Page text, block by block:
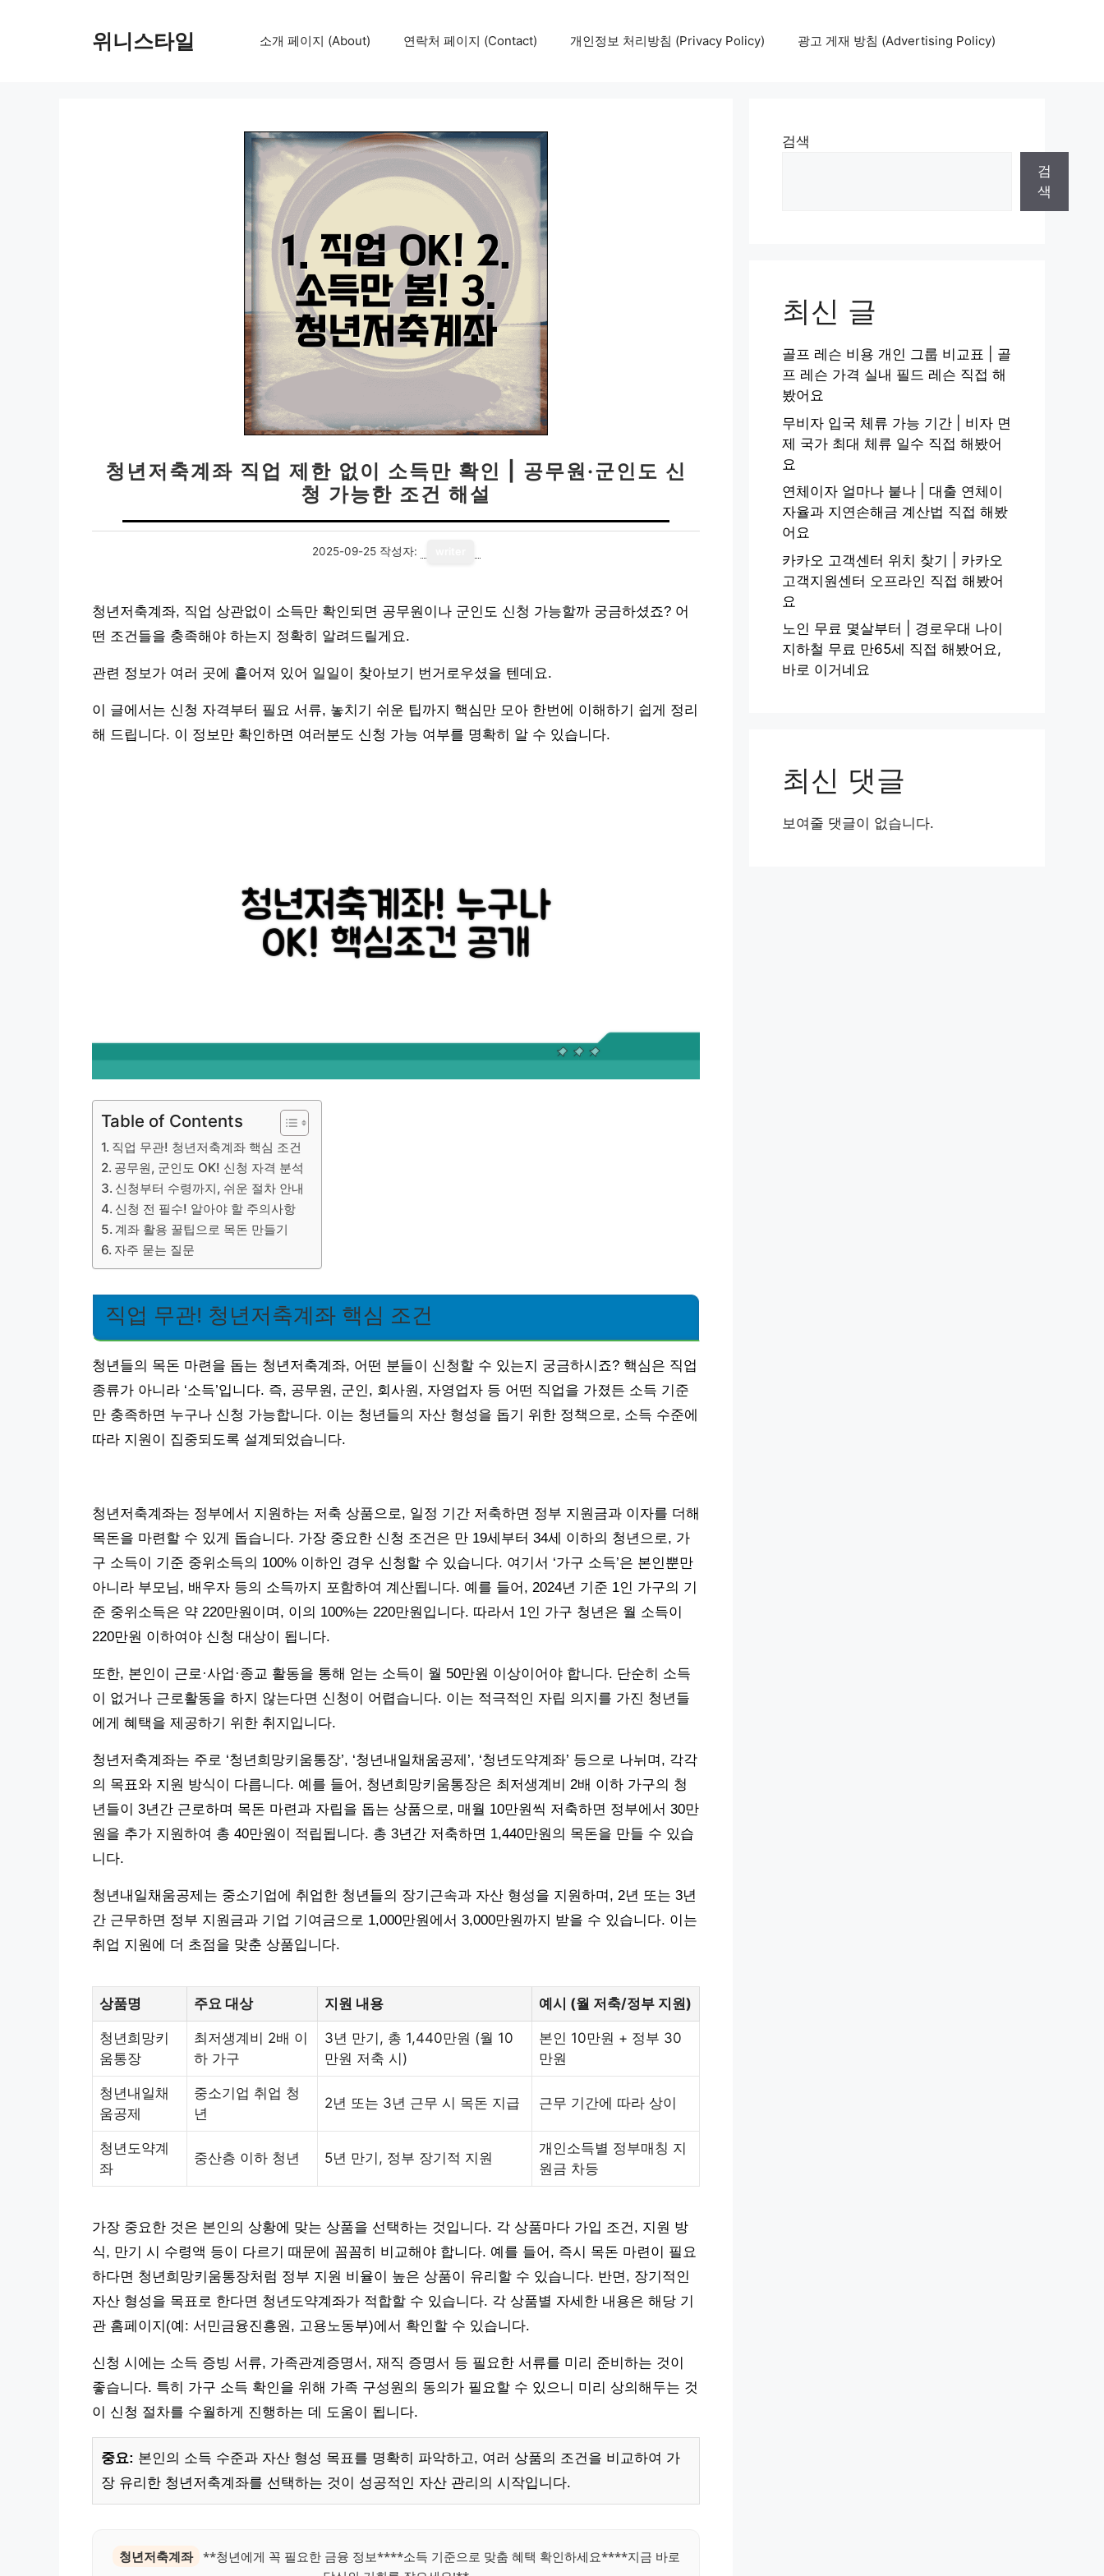
위니스타일 소개 페이지 (About) 연락처 페이지 (Contact) 개인정보 처리방침 (Privacy Policy) 광고 게재 방침 (Advertising Policy)
청년저축계좌 직업 제한 없이 소득만 확인 | 공무원·군인도 신
청 가능한 조건 해설
2025-09-25 작성자:
청년저축계좌, 직업 상관없이 소득만 확인되면 공무원이나 군인도 신청 가능할까 궁금하셨죠? 어
떤 조건들을 충족해야 하는지 정확히 알려드릴게요.
관련 정보가 여러 곳에 흩어져 있어 일일이 찾아보기 번거로우셨을 텐데요.
이 글에서는 신청 자격부터 필요 서류, 놓치기 쉬운 팁까지 핵심만 모아 한번에 이해하기 쉽게 정리
해 드립니다. 이 정보만 확인하면 여러분도 신청 가능 여부를 명확히 알 수 있습니다.
Table of Contents
직업 무관! 청년저축계좌 핵심 조건
공무원, 군인도 OK! 신청 자격 분석
신청부터 수령까지, 쉬운 절차 안내
신청 전 필수! 알아야 할 주의사항
계좌 활용 꿀팁으로 목돈 만들기
자주 묻는 질문
직업 무관! 청년저축계좌 핵심 조건
청년들의 목돈 마련을 돕는 청년저축계좌, 어떤 분들이 신청할 수 있는지 궁금하시죠? 핵심은 직업
종류가 아니라 ‘소득’입니다. 즉, 공무원, 군인, 회사원, 자영업자 등 어떤 직업을 가졌든 소득 기준
만 충족하면 누구나 신청 가능합니다. 이는 청년들의 자산 형성을 돕기 위한 정책으로, 소득 수준에
따라 지원이 집중되도록 설계되었습니다.
청년저축계좌는 정부에서 지원하는 저축 상품으로, 일정 기간 저축하면 정부 지원금과 이자를 더해
목돈을 마련할 수 있게 돕습니다. 가장 중요한 신청 조건은 만 19세부터 34세 이하의 청년으로, 가
구 소득이 기준 중위소득의 100% 이하인 경우 신청할 수 있습니다. 여기서 ‘가구 소득’은 본인뿐만
아니라 부모님, 배우자 등의 소득까지 포함하여 계산됩니다. 예를 들어, 2024년 기준 1인 가구의 기
준 중위소득은 약 220만원이며, 이의 100%는 220만원입니다. 따라서 1인 가구 청년은 월 소득이
220만원 이하여야 신청 대상이 됩니다.
또한, 본인이 근로·사업·종교 활동을 통해 얻는 소득이 월 50만원 이상이어야 합니다. 단순히 소득
이 없거나 근로활동을 하지 않는다면 신청이 어렵습니다. 이는 적극적인 자립 의지를 가진 청년들
에게 혜택을 제공하기 위한 취지입니다.
청년저축계좌는 주로 ‘청년희망키움통장’, ‘청년내일채움공제’, ‘청년도약계좌’ 등으로 나뉘며, 각각
의 목표와 지원 방식이 다릅니다. 예를 들어, 청년희망키움통장은 최저생계비 2배 이하 가구의 청
년들이 3년간 근로하며 목돈 마련과 자립을 돕는 상품으로, 매월 10만원씩 저축하면 정부에서 30만
원을 추가 지원하여 총 40만원이 적립됩니다. 총 3년간 저축하면 1,440만원의 목돈을 만들 수 있습
니다.
청년내일채움공제는 중소기업에 취업한 청년들의 장기근속과 자산 형성을 지원하며, 2년 또는 3년
간 근무하면 정부 지원금과 기업 기여금으로 1,000만원에서 3,000만원까지 받을 수 있습니다. 이는
취업 지원에 더 초점을 맞춘 상품입니다.
상품명 주요 대상 지원 내용 예시 (월 저축/정부 지원)
청년희망키
움통장
최저생계비 2배 이
하 가구
3년 만기, 총 1,440만원 (월 10
만원 저축 시)
본인 10만원 + 정부 30
만원
청년내일채
움공제
중소기업 취업 청
년
2년 또는 3년 근무 시 목돈 지급 근무 기간에 따라 상이
청년도약계
좌
중산층 이하 청년 5년 만기, 정부 장기적 지원
개인소득별 정부매칭 지
원금 차등
가장 중요한 것은 본인의 상황에 맞는 상품을 선택하는 것입니다. 각 상품마다 가입 조건, 지원 방
식, 만기 시 수령액 등이 다르기 때문에 꼼꼼히 비교해야 합니다. 예를 들어, 즉시 목돈 마련이 필요
하다면 청년희망키움통장처럼 정부 지원 비율이 높은 상품이 유리할 수 있습니다. 반면, 장기적인
자산 형성을 목표로 한다면 청년도약계좌가 적합할 수 있습니다. 각 상품별 자세한 내용은 해당 기
관 홈페이지(예: 서민금융진흥원, 고용노동부)에서 확인할 수 있습니다.
신청 시에는 소득 증빙 서류, 가족관계증명서, 재직 증명서 등 필요한 서류를 미리 준비하는 것이
좋습니다. 특히 가구 소득 확인을 위해 가족 구성원의 동의가 필요할 수 있으니 미리 상의해두는 것
이 신청 절차를 수월하게 진행하는 데 도움이 됩니다.
중요: 본인의 소득 수준과 자산 형성 목표를 명확히 파악하고, 여러 상품의 조건을 비교하여 가
장 유리한 청년저축계좌를 선택하는 것이 성공적인 자산 관리의 시작입니다.
청년저축계좌
**청년에게 꼭 필요한 금융 정보****소득 기준으로 맞춤 혜택 확인하세요****지금 바로
검색
검
색
최신 글
골프 레슨 비용 개인 그룹 비교표 | 골
프 레슨 가격 실내 필드 레슨 직접 해
봤어요
무비자 입국 체류 가능 기간 | 비자 면
제 국가 최대 체류 일수 직접 해봤어
요
연체이자 얼마나 붙나 | 대출 연체이
자율과 지연손해금 계산법 직접 해봤
어요
카카오 고객센터 위치 찾기 | 카카오
고객지원센터 오프라인 직접 해봤어
요
노인 무료 몇살부터 | 경로우대 나이
지하철 무료 만65세 직접 해봤어요,
바로 이거네요
최신 댓글
보여줄 댓글이 없습니다.